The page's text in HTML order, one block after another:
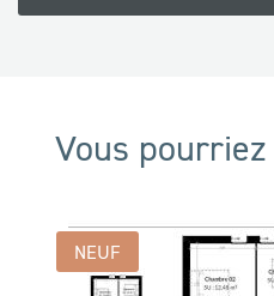
Vous pourriez
NEUF